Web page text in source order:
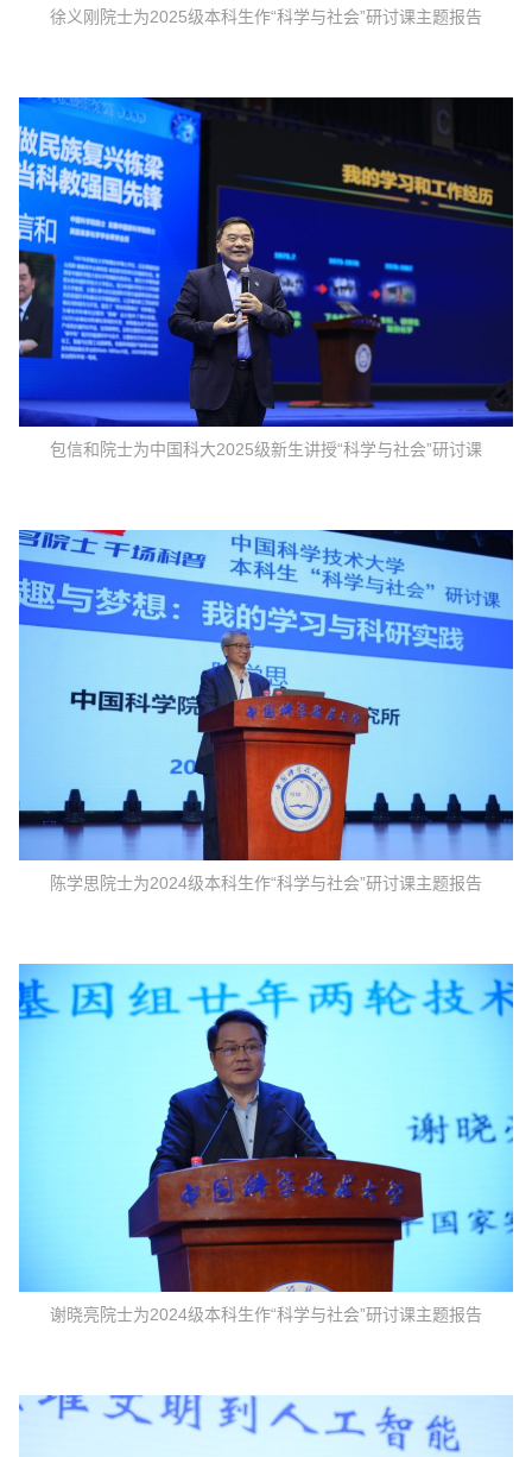
徐义刚院士为2025级本科生作“科学与社会”研讨课主题报告
包信和院士为中国科大2025级新生讲授“科学与社会”研讨课
陈学思院士为2024级本科生作“科学与社会”研讨课主题报告
谢晓亮院士为2024级本科生作“科学与社会”研讨课主题报告